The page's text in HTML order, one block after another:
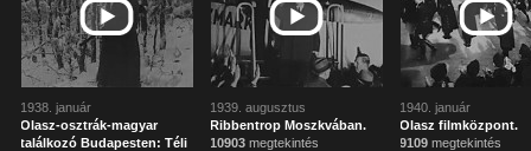
1938. január
Olasz-osztrák-magyar
találkozó Budapesten: Téli
1939. augusztus
Ribbentrop Moszkvában.
10903 megtekintés
1940. január
Olasz filmközpont.
9109 megtekintés